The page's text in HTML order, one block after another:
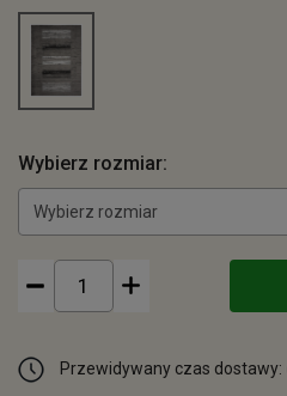
Wybierz rozmiar:
Wybierz rozmiar
Przewidywany czas dostawy: